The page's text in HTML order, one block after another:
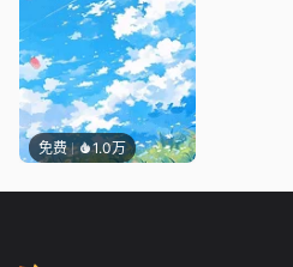
免费 1.0万